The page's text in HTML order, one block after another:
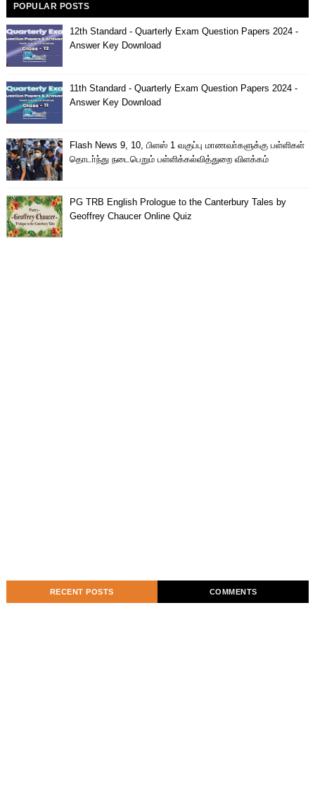
POPULAR POSTS
12th Standard - Quarterly Exam Question Papers 2024 -
Answer Key Download
11th Standard - Quarterly Exam Question Papers 2024 -
Answer Key Download
Flash News 9, 10, பிளஸ் 1 வகுப்பு மாணவா்களுக்கு பள்ளிகள்
தொடா்ந்து நடைபெறும் பள்ளிக்கல்வித்துறை விளக்கம்
PG TRB English Prologue to the Canterbury Tales by
Geoffrey Chaucer Online Quiz
RECENT POSTS COMMENTS